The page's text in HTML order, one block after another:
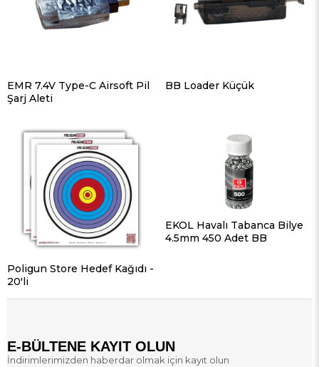
EMR 7.4V Type-C Airsoft Pil
Şarj Aleti
BB Loader Küçük
Poligun Store Hedef Kağıdı -
20'li
EKOL Havalı Tabanca Bilye
4.5mm 450 Adet BB
E-BÜLTENE KAYIT OLUN
İndirimlerimizden haberdar olmak için kayıt olun